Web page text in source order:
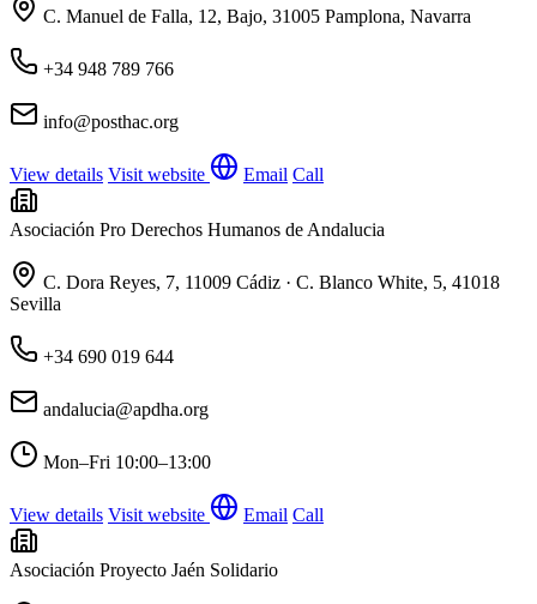
C. Manuel de Falla, 12, Bajo, 31005 Pamplona, Navarra
+34 948 789 766
info@posthac.org
View details Visit website Email Call
Asociación Pro Derechos Humanos de Andalucia
C. Dora Reyes, 7, 11009 Cádiz · C. Blanco White, 5, 41018
Sevilla
+34 690 019 644
andalucia@apdha.org
Mon–Fri 10:00–13:00
View details Visit website Email Call
Asociación Proyecto Jaén Solidario